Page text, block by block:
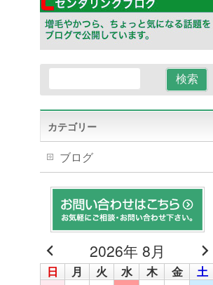
カテゴリー
ブログ
2026年 8月
日 月 火 水 木 金 土